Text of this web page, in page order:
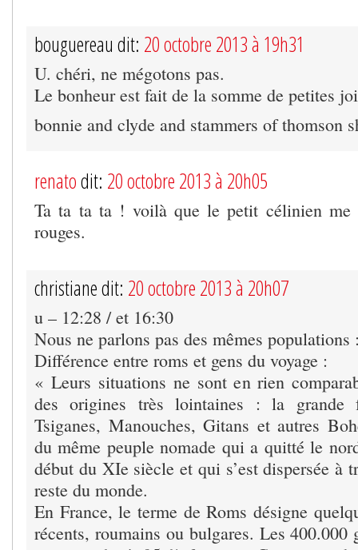
bouguereau dit: 20 octobre 2013 à 19h31
U. chéri, ne mégotons pas.
Le bonheur est fait de la somme de petites
bonnie and clyde and stammers of thomson
renatodit: 20 octobre 2013 à 20h05
Ta ta ta ta ! voilà que le petit célinien me
rouges.
christiane dit: 20 octobre 2013 à 20h07
u – 12:28 / et 16:30
Nous ne parlons pas des mêmes populations
Différence entre roms et gens du voyage :
« Leurs situations ne sont en rien
des origines très lointaines : la grande
Tsiganes, Manouches, Gitans et autres
du même peuple nomade qui a quitté le
début du XIe siècle et qui s’est dispersée à
reste du monde.
En France, le terme de Roms désigne
récents, roumains ou bulgares. Les 400.000